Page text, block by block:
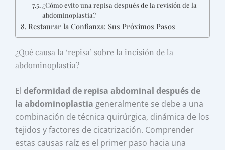
¿Cómo evito una repisa después de la revisión de la
abdominoplastia?
Restaurar la Confianza: Sus Próximos Pasos
¿Qué causa la ‘repisa’ sobre la incisión de la
abdominoplastia?
Eldeformidad de repisa abdominal después de
la abdominoplastia generalmente se debe a una
combinación de técnica quirúrgica, dinámica de los
tejidos y factores de cicatrización. Comprender
estas causas raíz es el primer paso hacia una